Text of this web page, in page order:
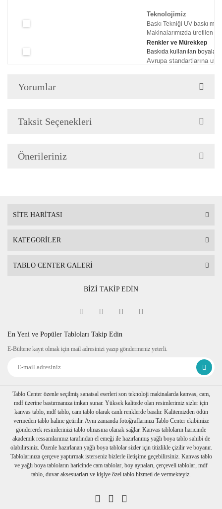
Teknolojimiz
Baskı Tekniği UV baskı
Makinalarımızda üretilen
Renkler ve Mürekkep
Baskıda kullanılan
Avrupa standartlarına
Çerçeveli Tablolarınız
Yorumlar
Taksit Seçenekleri
Önerileriniz
SİTE HARİTASI
KATEGORİLER
TABLO CENTER GALERİ
BİZİ TAKİP EDİN
En Yeni ve Popüler Tabloları Takip Edin
E-Bültene kayıt olmak için mail adresinizi yazıp göndermeniz yeterli.
Tablo Center özenle seçilmiş sanatsal eserleri son teknoloji makinalarda kanvas, cam,
mdf üzerine bastırmanıza imkan sunar. Yüksek kalitede olan resimlerimiz sizler için
kanvas tablo, mdf tablo, cam tablo olarak canlı renklerde basılır. Kalitemizden ödün
vermeden tablo haline getirilir. Aynı zamanda fotoğraflarınızı Tablo Center ekibimize
göndererek resimlerinizi tablo olmasına olanak sağlar. Kanvas tabloların haricinde
akademik ressamlarımız tarafından el emeği ile hazırlanmış yağlı boya tablo sahibi de
olabilirsiniz. Özenle hazırlanan yağlı boya tablolar sizler için titizlikle çizilir ve boyanır.
Tablolarınıza çerçeve yaptırmak isterseniz bizlerle iletişime geçebilirsiniz. Kanvas tablo
ve yağlı boya tabloların haricinde cam tablolar, boy aynaları, çerçeveli tablolar, mdf
tablo, duvar aksesuarları ve kişiye özel tablo hizmeti de vermekteyiz.